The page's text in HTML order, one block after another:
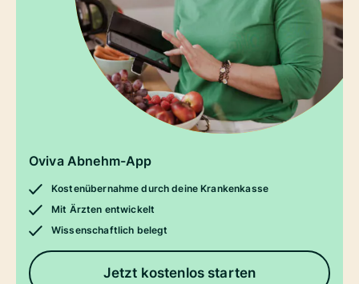
Oviva Abnehm-App
Kostenübernahme durch deine Krankenkasse
Mit Ärzten entwickelt
Wissenschaftlich belegt
Jetzt kostenlos starten